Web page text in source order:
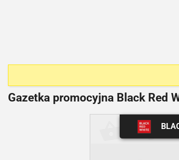
Gazetka promocyjna Black Red